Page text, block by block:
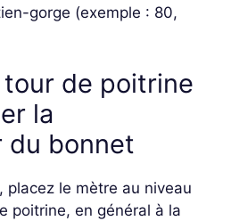
gorge (exemple : 80,
de poitrine
la
du bonnet
placez le mètre au niveau
poitrine, en général à la